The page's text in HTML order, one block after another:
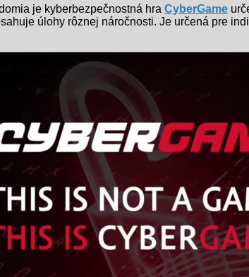
je kyberbezpečnostná hra CyberGame
úlohy rôznej náročnosti. Je určená pre